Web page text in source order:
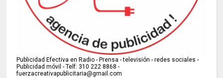
Publicidad Efectiva en Radio - Prensa - televisión - redes sociales -
Publicidad móvil - Telf: 310 222 8868 -
fuerzacreativapublicitaria@gmail.com